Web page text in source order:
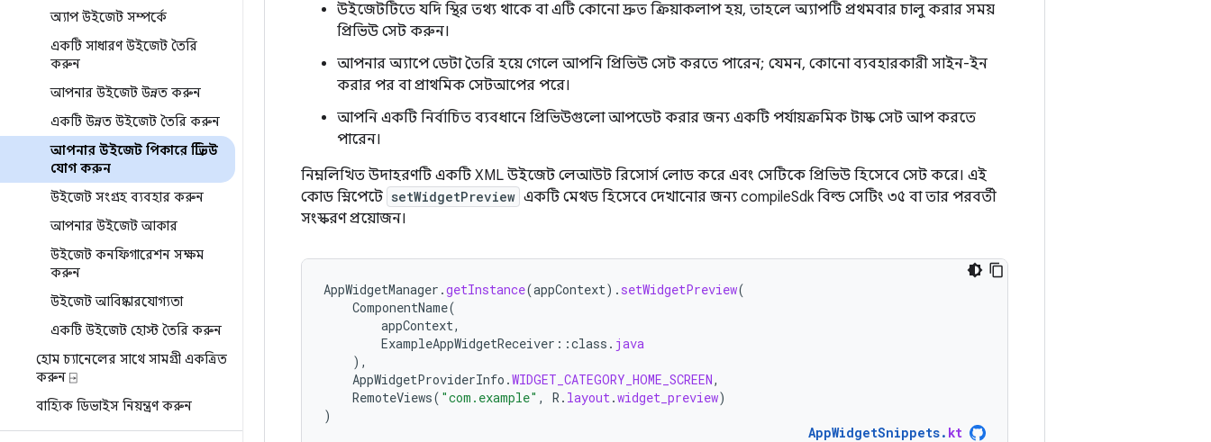
অ্যাপ উইজেট সম্পর্কে
একটি সাধারণ উইজেট তৈরি
করুন
আপনার উইজেট উন্নত করুন
একটি উন্নত উইজেট তৈরি করুন
আপনার উইজেট পিকারে প্রিভিউ
যোগ করুন
উইজেট সংগ্রহ ব্যবহার করুন
আপনার উইজেট আকার
উইজেট কনফিগারেশন সক্ষম
করুন
উইজেট আবিষ্কারযোগ্যতা
একটি উইজেট হোস্ট তৈরি করুন
হোম চ্যানেলের সাথে সামগ্রী একত্রিত
করুন ⍈
বাহ্যিক ডিভাইস নিয়ন্ত্রণ করুন
উইজেটটিতে যদি স্থির তথ্য থাকে বা এটি কোনো দ্রুত ক্রিয়াকলাপ হয়, তাহলে অ্যাপটি প্রথমবার চালু করার সময়
প্রিভিউ সেট করুন।
আপনার অ্যাপে ডেটা তৈরি হয়ে গেলে আপনি প্রিভিউ সেট করতে পারেন; যেমন, কোনো ব্যবহারকারী সাইন-ইন
করার পর বা প্রাথমিক সেটআপের পরে।
আপনি একটি নির্বাচিত ব্যবধানে প্রিভিউগুলো আপডেট করার জন্য একটি পর্যায়ক্রমিক টাস্ক সেট আপ করতে
পারেন।
নিম্নলিখিত উদাহরণটি একটি XML উইজেট লেআউট রিসোর্স লোড করে এবং সেটিকে প্রিভিউ হিসেবে সেট করে। এই
কোড স্নিপেটে setWidgetPreview একটি মেথড হিসেবে দেখানোর জন্য compileSdk বিল্ড সেটিং ৩৫ বা তার পরবর্তী
সংস্করণ প্রয়োজন।
AppWidgetManager .getInstance(appContext). setWidgetPreview(
ComponentName(
appContext,
ExampleAppWidgetReceiver ::class . java
),
AppWidgetProviderInfo .WIDGET_CATEGORY_HOME_SCREEN,
RemoteViews( "com.example" , R . layout.widget_preview)
)
AppWidgetSnippets. kt